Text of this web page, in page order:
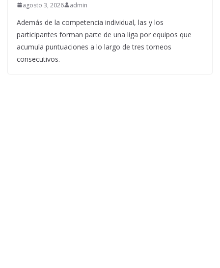
agosto 3, 2026 admin
Además de la competencia individual, las y los
participantes forman parte de una liga por equipos que
acumula puntuaciones a lo largo de tres torneos
consecutivos.